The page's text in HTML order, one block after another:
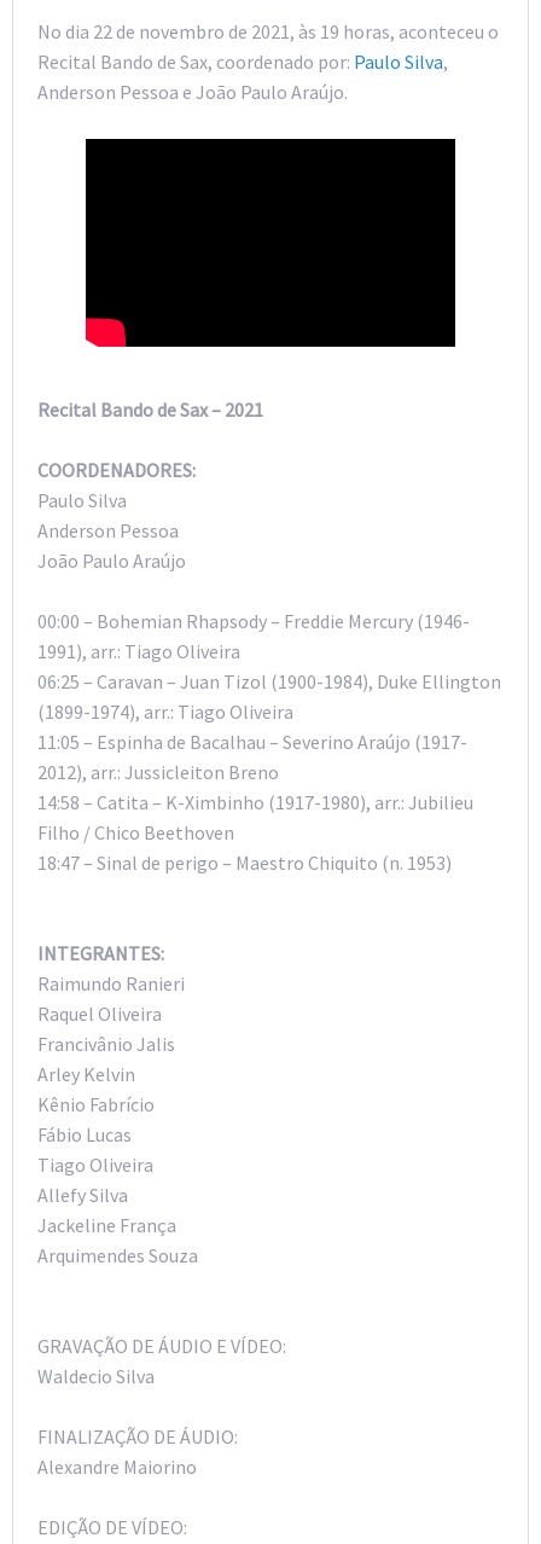
No dia 22 de novembro de 2021, às 19 horas, aconteceu o
Recital Bando de Sax, coordenado por: Paulo Silva,
Anderson Pessoa e João Paulo Araújo.
Recital Bando de Sax – 2021
COORDENADORES:
Paulo Silva
Anderson Pessoa
João Paulo Araújo
00:00 – Bohemian Rhapsody – Freddie Mercury (1946-
1991), arr.: Tiago Oliveira
06:25 – Caravan – Juan Tizol (1900-1984), Duke Ellington
(1899-1974), arr.: Tiago Oliveira
11:05 – Espinha de Bacalhau – Severino Araújo (1917-
2012), arr.: Jussicleiton Breno
14:58 – Catita – K-Ximbinho (1917-1980), arr.: Jubilieu
Filho / Chico Beethoven
18:47 – Sinal de perigo – Maestro Chiquito (n. 1953)
INTEGRANTES:
Raimundo Ranieri
Raquel Oliveira
Francivânio Jalis
Arley Kelvin
Kênio Fabrício
Fábio Lucas
Tiago Oliveira
Allefy Silva
Jackeline França
Arquimendes Souza
GRAVAÇÃO DE ÁUDIO E VÍDEO:
Waldecio Silva
FINALIZAÇÃO DE ÁUDIO:
Alexandre Maiorino
EDIÇÃO DE VÍDEO: